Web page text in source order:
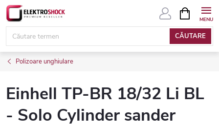
Treci
conținut
CĂUTARE
COŞ
DE
Polizoare unghiulare
Einhell TP-BR 18/32 Li BL
- Solo Cylinder sander